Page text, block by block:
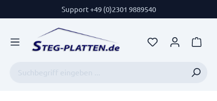
Support +49 (0)2301 9889540